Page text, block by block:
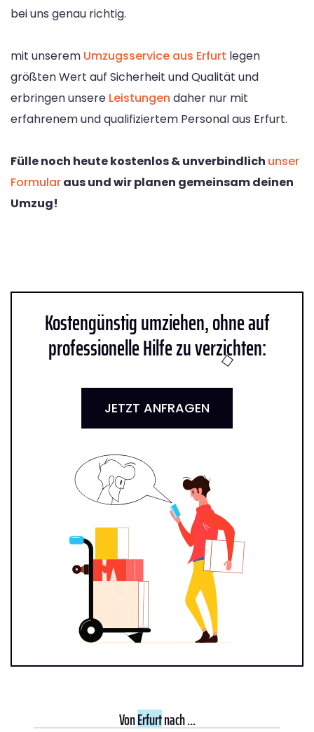
bei uns genau richtig.
mit unserem Umzugsservice aus Erfurt legen
größten Wert auf Sicherheit und Qualität und
erbringen unsere Leistungen daher nur mit
erfahrenem und qualifiziertem Personal aus Erfurt.
Fülle noch heute kostenlos & unverbindlich unser
Formularaus und wir planen gemeinsam deinen
Umzug!
Kostengünstig umziehen, ohne auf
professionelle Hilfe zu verzichten:
JETZT ANFRAGEN
VonErfurtnach ...